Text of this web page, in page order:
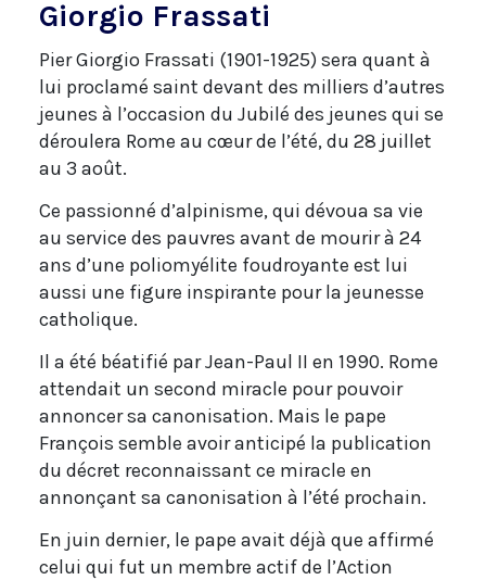
Giorgio Frassati
Pier Giorgio Frassati (1901-1925) sera quant à
lui proclamé saint devant des milliers d’autres
jeunes à l’occasion du Jubilé des jeunes qui se
déroulera Rome au cœur de l’été, du 28 juillet
au 3 août.
Ce passionné d’alpinisme, qui dévoua sa vie
au service des pauvres avant de mourir à 24
ans d’une poliomyélite foudroyante est lui
aussi une figure inspirante pour la jeunesse
catholique.
Il a été béatifié par Jean-Paul II en 1990. Rome
attendait un second miracle pour pouvoir
annoncer sa canonisation. Mais le pape
François semble avoir anticipé la publication
du décret reconnaissant ce miracle en
annonçant sa canonisation à l’été prochain.
En juin dernier, le pape avait déjà que affirmé
celui qui fut un membre actif de l’Action